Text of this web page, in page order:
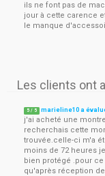
ils ne font pas de
jour à cette carence
le manque
Les clients ont
5 / 5 marieline10 a
j'ai acheté une
recherchais cette
trouvée.celle-ci m'a
moins de 72 heures
bien protégé .pour
qu'après réception